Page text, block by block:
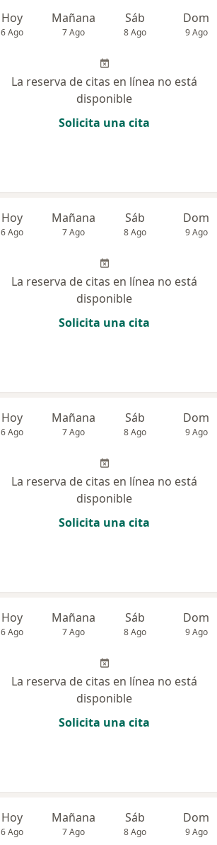
Hoy
6 Ago
Mañana
7 Ago
Sáb
8 Ago
Dom
9 Ago
La reserva de citas en línea no está
disponible
Solicita una cita
Hoy
6 Ago
Mañana
7 Ago
Sáb
8 Ago
Dom
9 Ago
La reserva de citas en línea no está
disponible
Solicita una cita
Hoy
6 Ago
Mañana
7 Ago
Sáb
8 Ago
Dom
9 Ago
La reserva de citas en línea no está
disponible
Solicita una cita
Hoy
6 Ago
Mañana
7 Ago
Sáb
8 Ago
Dom
9 Ago
La reserva de citas en línea no está
disponible
Solicita una cita
Hoy
6 Ago
Mañana
7 Ago
Sáb
8 Ago
Dom
9 Ago